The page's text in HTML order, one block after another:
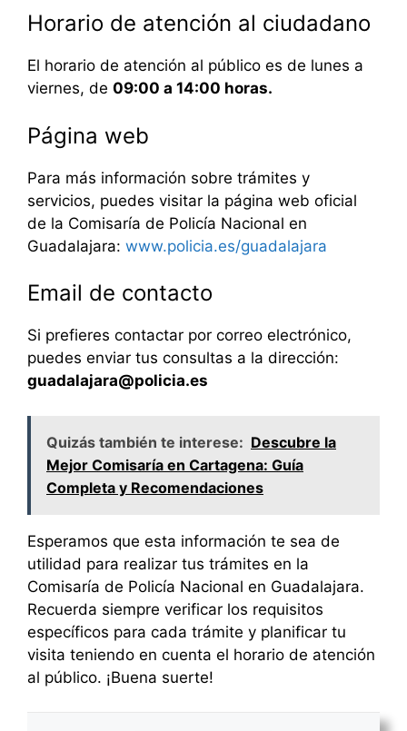
Horario de atención al ciudadano
El horario de atención al público es de lunes a
viernes, de 09:00 a 14:00 horas.
Página web
Para más información sobre trámites y
servicios, puedes visitar la página web oficial
de la Comisaría de Policía Nacional en
Guadalajara: www.policia.es/guadalajara
Email de contacto
Si prefieres contactar por correo electrónico,
puedes enviar tus consultas a la dirección:
guadalajara@policia.es
Quizás también te interese: Descubre la
Mejor Comisaría en Cartagena: Guía
Completa y Recomendaciones
Esperamos que esta información te sea de
utilidad para realizar tus trámites en la
Comisaría de Policía Nacional en Guadalajara.
Recuerda siempre verificar los requisitos
específicos para cada trámite y planificar tu
visita teniendo en cuenta el horario de atención
al público. ¡Buena suerte!